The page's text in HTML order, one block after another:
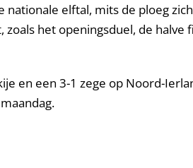
elftal, mits de ploeg
het openingsduel, de halve
en een 3-1 zege op Noord-